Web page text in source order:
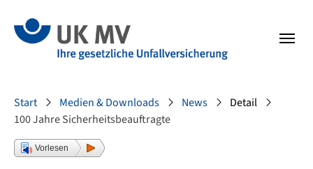
Sie sind hier:
Start Medien & Downloads News
Detail
100 Jahre Sicherheitsbeauftragte
Vorlesen